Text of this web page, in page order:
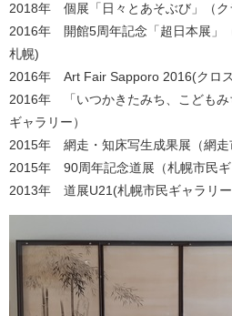
2018年 個展「日々とあそぶび」（ク
2016年 開館5周年記念「超日本展」
札幌)
2016年 Art Fair Sapporo 2016(クロス
2016年 「いつかきたみち、こどもみ
ギャラリー）
2015年 網走・知床写生成果展（網走
2015年 90周年記念道展（札幌市民ギ
2013年 道展U21(札幌市民ギャラリー